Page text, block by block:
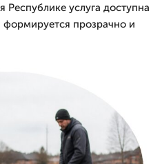
Республике услуга доступна
формируется прозрачно и